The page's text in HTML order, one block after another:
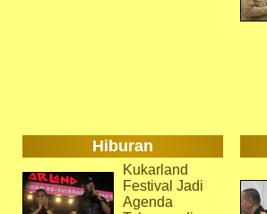
Hiburan
Kukarland
Festival Jadi
Agenda